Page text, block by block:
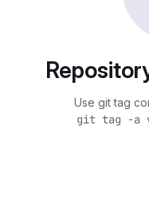
Use git tag
git tag -a